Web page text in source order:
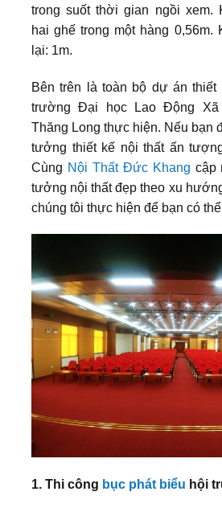
trong suốt thời gian ngồi xem.
hai ghế trong một hàng 0,56m.
lại: 1m.
Bên trên là toàn bộ dự án thiết
trường Đại học Lao Động
Thăng Long thực hiện. Nếu bạn
tưởng thiết kế nội thất ấn
Cùng Nội Thất Đức Khang cập
tưởng nội thất đẹp theo xu
chúng tôi thực hiện để bạn có
1. Thi công bục phát biểu hội